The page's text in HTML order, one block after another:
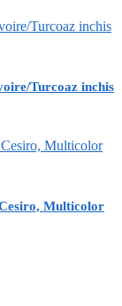
Turcoaz inchis
Multicolor